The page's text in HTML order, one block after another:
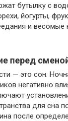
бутылку с
йогурты,
и весомые
перед
— это сон.
негативно
для сна
после